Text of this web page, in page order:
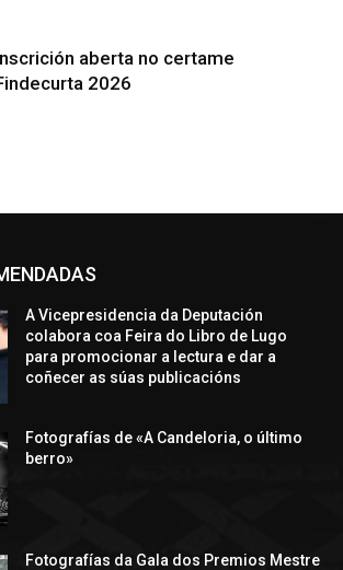
aberta no certame
2026
A Vicepresidencia da Deputación
colabora coa Feira do Libro de Lugo
para promocionar a lectura e dar a
coñecer as súas publicacións
Fotografías de «A Candeloria, o último
berro»
Fotografías da Gala dos Premios Mestre